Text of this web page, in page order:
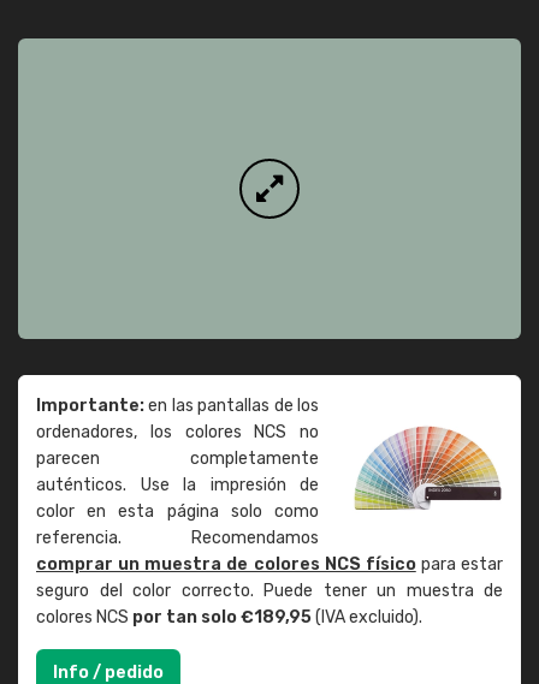
Importante:en las pantallas de los
ordenadores, los colores NCS no
parecen completamente
auténticos. Use la impresión de
color en esta página solo como
referencia. Recomendamos
comprar un muestra de colores NCS físicopara estar
seguro del color correcto. Puede tener un muestra de
colores NCS por tan solo €189,95(IVA excluido).
Info / pedido